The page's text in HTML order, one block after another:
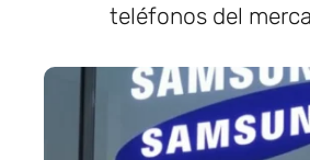
teléfonos del